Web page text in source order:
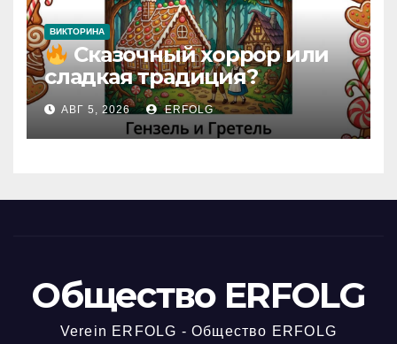
ВИКТОРИНА
Сказочный хоррор или
сладкая традиция?
Открываем секреты
вчерашней викторины!
АВГ 5, 2026 ERFOLG
Общество ERFOLG
Verein ERFOLG - Общество ERFOLG